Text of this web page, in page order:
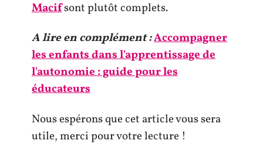
Macifsont plutôt complets.
A lire en complément :Accompagner
les enfants dans l'apprentissage de
l'autonomie : guide pour les
éducateurs
Nous espérons que cet article vous sera
utile, merci pour votre lecture !